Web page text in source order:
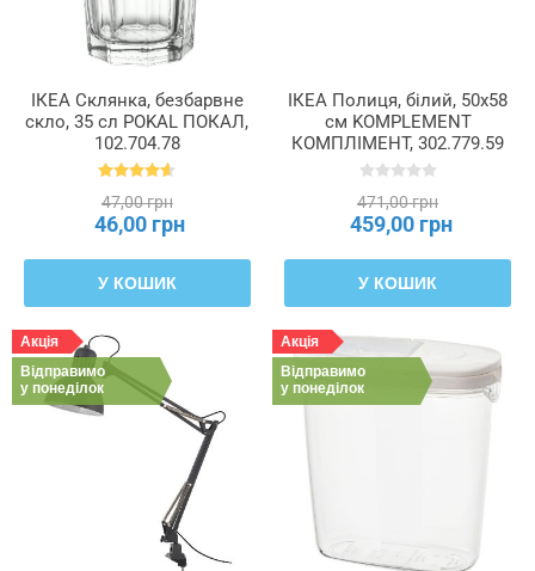
ІКЕА Склянка, безбарвне
скло, 35 сл POKAL ПОКАЛ,
102.704.78
47,00 грн
46,00 грн
У КОШИК
ІКЕА Полиця, білий, 50x58
см KOMPLEMENT
КОМПЛІМЕНТ, 302.779.59
471,00 грн
459,00 грн
У КОШИК
Акція
Відправимо
у понеділок
Акція
Відправимо
у понеділок